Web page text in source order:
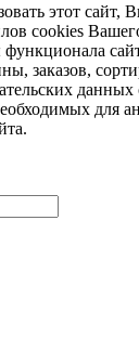
этот сайт,
cookies
заказов,
для